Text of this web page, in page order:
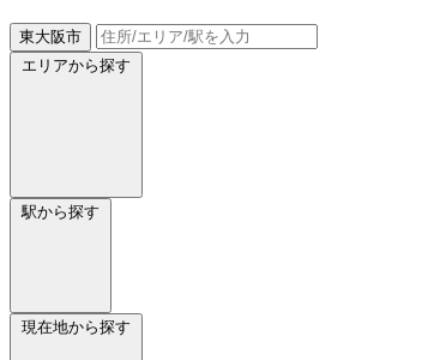
東大阪市
エリアから探す
駅から探す
現在地から探す